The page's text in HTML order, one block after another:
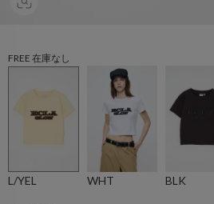
FREE 在庫なし
L/YEL WHT BLK